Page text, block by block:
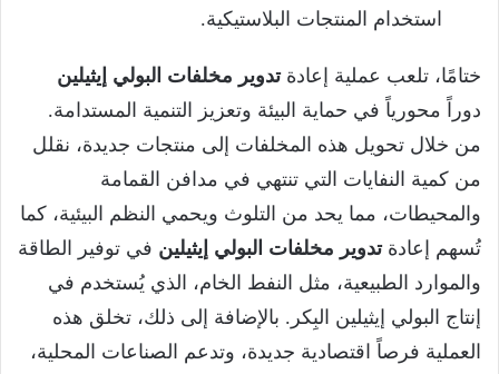
استخدام المنتجات البلاستيكية.
ختامًا، تلعب عملية إعادةتدوير مخلفات البولي إيثيلين
دوراً محورياً في حماية البيئة وتعزيز التنمية المستدامة.
من خلال تحويل هذه المخلفات إلى منتجات جديدة، نقلل
من كمية النفايات التي تنتهي في مدافن القمامة
والمحيطات، مما يحد من التلوث ويحمي النظم البيئية، كما
تُسهم إعادةتدوير مخلفات البولي إيثيلين في توفير الطاقة
والموارد الطبيعية، مثل النفط الخام، الذي يُستخدم في
إنتاج البولي إيثيلين البِكر. بالإضافة إلى ذلك، تخلق هذه
العملية فرصاً اقتصادية جديدة، وتدعم الصناعات المحلية،